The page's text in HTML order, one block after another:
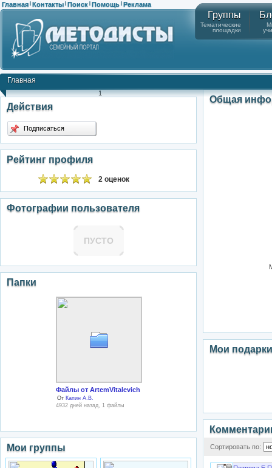
Главная | Контакты | Поиск | Помощь | Реклама
Группы
Тематические
площадки
Главная
1
Действия
Подписаться
Рейтинг профиля
2 оценок
Фотографии пользователя
ПУСТО
Папки
Файлы от ArtemVitalevich
От Капин А.В.
4932 дней назад, 1 файлы
Мои группы
Общая
Мои подарки
Сортировать по: